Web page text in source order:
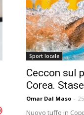
Sport locale
Ceccon sul
Corea.
Omar Dal Maso -
Nuovo tuffo in